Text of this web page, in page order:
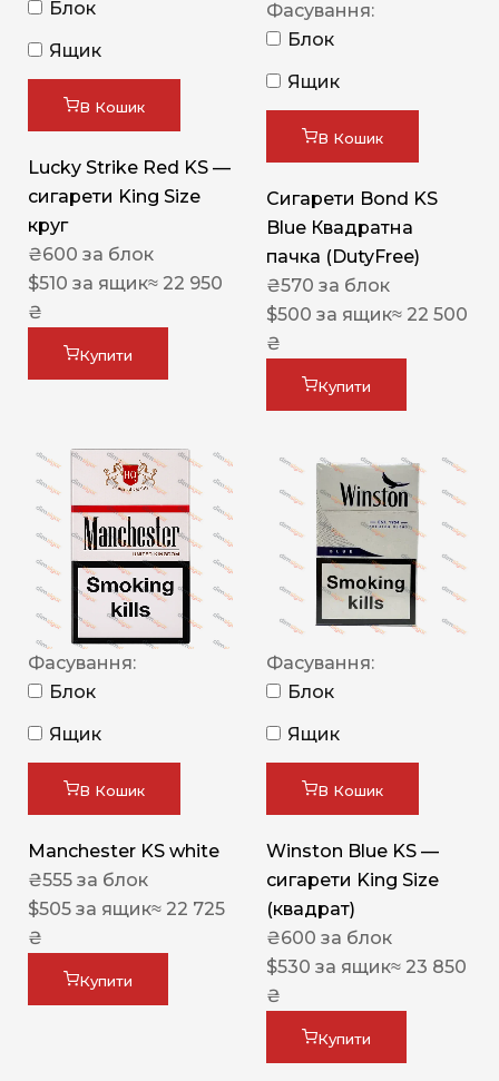
Блок
Ящик
В Кошик
Lucky Strike Red KS —
сигарети King Size
круг
₴600 за блок
$510 за ящик≈ 22 950
₴
Купити
Фасування:
Блок
Ящик
В Кошик
Сигарети Bond KS
Blue Квадратна
пачка (DutyFree)
₴570 за блок
$500 за ящик≈ 22 500
₴
Купити
Фасування:
Блок
Ящик
В Кошик
Manchester KS white
₴555 за блок
$505 за ящик≈ 22 725
₴
Купити
Фасування:
Блок
Ящик
В Кошик
Winston Blue KS —
сигарети King Size
(квадрат)
₴600 за блок
$530 за ящик≈ 23 850
₴
Купити